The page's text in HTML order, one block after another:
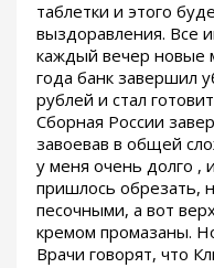
таблетки и этого
выздоравления. Все
каждый вечер новые
года банк завершил
рублей и стал
Сборная России
завоевав в общей
у меня очень долго ,
пришлось обрезать,
песочными, а вот
кремом промазаны.
Врачи говорят, что